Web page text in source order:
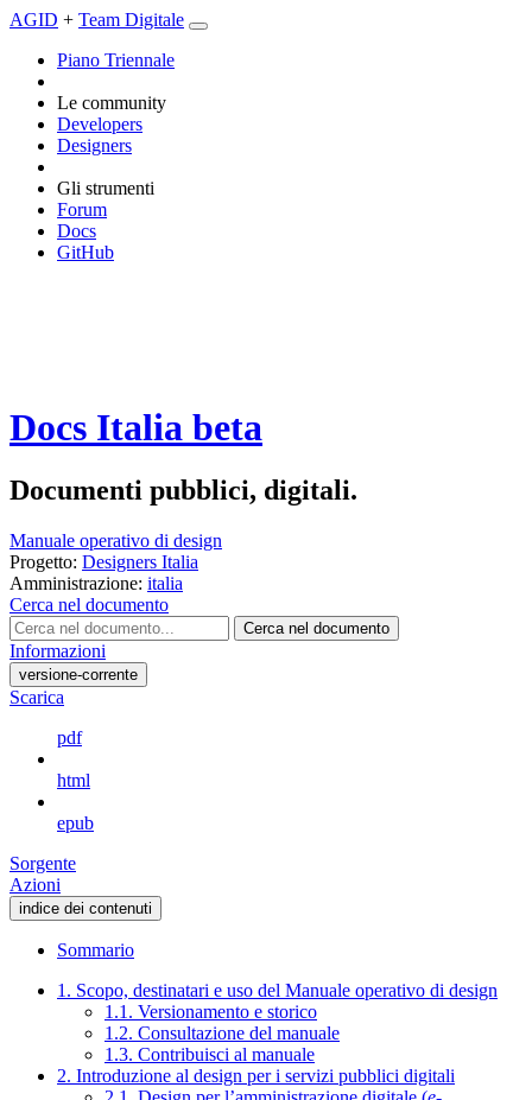
AGID + Team Digitale
Piano Triennale
Le community
Developers
Designers
Gli strumenti
Forum
Docs
GitHub
Docs Italia beta
Documenti pubblici, digitali.
Manuale operativo di design
Progetto: Designers Italia
Amministrazione: italia
Cerca nel documento
Cerca nel documento
Informazioni
versione-corrente
Scarica
pdf
html
epub
Sorgente
Azioni
indice dei contenuti
Sommario
1. Scopo, destinatari e uso del Manuale operativo di design
1.1. Versionamento e storico
1.2. Consultazione del manuale
1.3. Contribuisci al manuale
2. Introduzione al design per i servizi pubblici digitali